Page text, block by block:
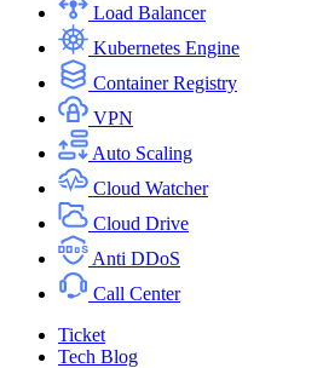
Load Balancer
Kubernetes Engine
Container Registry
VPN
Auto Scaling
Cloud Watcher
Cloud Drive
Anti DDoS
Call Center
Ticket
Tech Blog